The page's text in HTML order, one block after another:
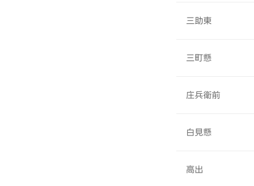
三助東
三町懸
庄兵衛前
白見懸
高出